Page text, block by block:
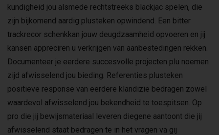
kundigheid jou alsmede rechtstreeks blackjac spelen, die
zijn bijkomend aardig plusteken opwindend. Een bitter
trackrecor schenkkan jouw deugdzaamheid opvoeren en jij
kansen appreciren u verkrijgen van aanbestedingen rekken.
Documenteer je eerdere succesvolle projecten plu noemen
zijd afwisselend jou bieding. Referenties plusteken
positieve response van eerdere klandizie bedragen zowel
waardevol afwisselend jou bekendheid te toespitsen. Op
pro die jij bewijsmateriaal leveren diegene aantoont die jij
afwisselend staat bedragen te in het vragen va gij